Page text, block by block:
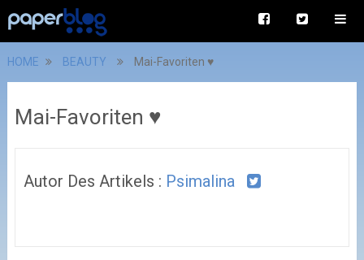
HOME BEAUTY Mai-Favoriten ♥
Mai-Favoriten ♥
Autor Des Artikels : Psimalina